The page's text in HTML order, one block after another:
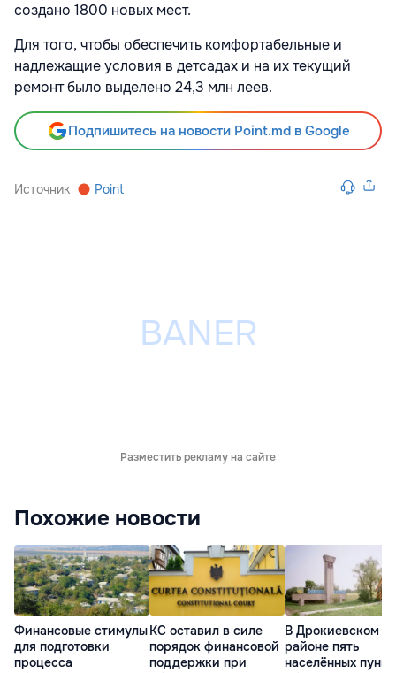
создано 1800 новых мест.
Для того, чтобы обеспечить комфортабельные и
надлежащие условия в детсадах и на их текущий
ремонт было выделено 24,3 млн леев.
Подпишитесь на новости Point.md в Google
Источник Point
Разместить рекламу на сайте
Похожие новости
Финансовые стимулы
для подготовки
процесса
КС оставил в силе
порядок финансовой
поддержки при
В Дрокиевском
районе пять
населённых